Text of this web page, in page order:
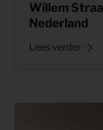
Willem
Nederland
Lees verder